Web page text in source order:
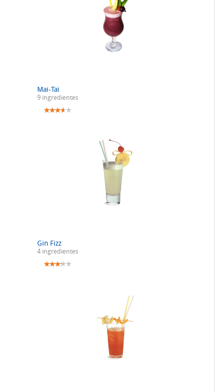
Mai-Tai
9 ingredientes
Gin Fizz
4 ingredientes